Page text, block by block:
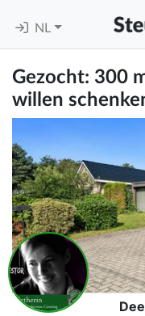
NL
Gezocht: 300
willen